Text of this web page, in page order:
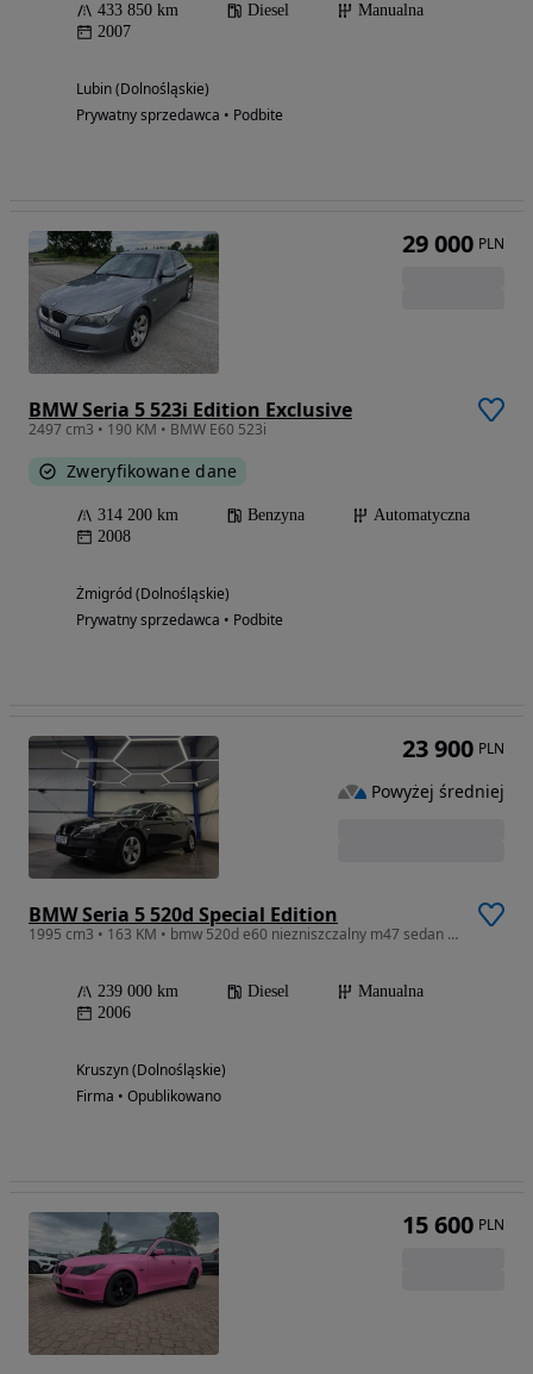
433 850 km Diesel
Manualna
2007
Lubin (Dolnośląskie)
Prywatny sprzedawca • Podbite
BMW Seria 5 523i Edition Exclusive
2497 cm3 • 190 KM • BMW E60 523i
Zweryfikowane dane
314 200 km Benzyna
Automatyczna
2008
Żmigród (Dolnośląskie)
Prywatny sprzedawca • Podbite
29 000 PLN
BMW Seria 5 520d Special Edition
1995 cm3 • 163 KM • bmw 520d e60 niezniszczalny m47 sedan bi xenon hak 2006r 239tys.km
239 000 km Diesel
Manualna
2006
Kruszyn (Dolnośląskie)
Firma • Opublikowano
23 900 PLN
Powyżej średniej
15 600 PLN